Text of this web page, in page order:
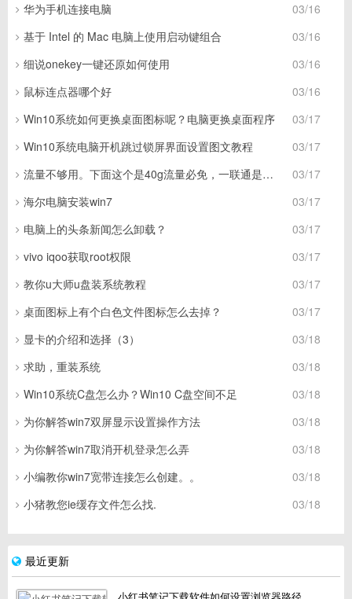
03/16
华为手机连接电脑
03/16
基于 Intel 的 Mac 电脑上使用启动键组合
03/16
细说onekey一键还原如何使用
03/16
鼠标连点器哪个好
03/17
Win10系统如何更换桌面图标呢？电脑更换桌面程序
03/17
Win10系统电脑开机跳过锁屏界面设置图文教程
03/17
流量不够用。下面这个是40g流量必免，一联通是稳移动可能不行
03/17
海尔电脑安装win7
03/17
电脑上的头条新闻怎么卸载？
03/17
vivo iqoo获取root权限
03/17
教你u大师u盘装系统教程
03/17
桌面图标上有个白色文件图标怎么去掉？
03/18
显卡的介绍和选择（3）
03/18
求助，重装系统
03/18
Win10系统C盘怎么办？Win10 C盘空间不足
03/18
为你解答win7双屏显示设置操作方法
03/18
为你解答win7取消开机登录怎么弄
03/18
小编教你win7宽带连接怎么创建。。
03/18
小猪教您ie缓存文件怎么找.
最近更新